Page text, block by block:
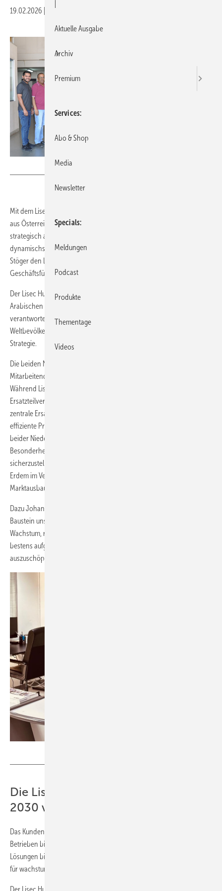
19.02.2026 Druckvorschau
Mit dem Lisec Hub MEI baut der Maschinen- und Software Spezialist
aus Österreich seine Präsenz im Mittleren Osten und in Indien
strategisch aus. Diese Region zählt zu den bevölkerungsreichsten und
dynamischsten Wirtschaftsräumen weltweit. Heute leitet Johann
Stöger den Lisec Hub MEI, dabei unterstützt ihn Ignatius Dias als
Geschäftsführer von Lisec Middle East. Hier die Details zum Hub.
Der Lisec Hub MEI betreut 23 Länder, darunter Indien, die Vereinigten
Arabischen Emirate, Saudi-Arabien, Ägypten und die Türkei. Damit
verantwortet der Lisec Hub MEI Märkte mit rund einem Viertel der
Weltbevölkerung und ist ein zentraler Bestandteil der globalen Lisec-
Strategie.
Die beiden Niederlassungen des Hubs – Lisec Türkei (LTR) mit vier
Mitarbeitenden und Lisec Middle East (LAE) mit zehn Mitarbeitenden.
Während Lisec Türkei operative Aufgaben wie Verzollung und
Ersatzteilverteilung übernimmt, koordiniert Lisec Middle East die
zentrale Ersatzteilabwicklung. Durch diese klare Struktur stellt Lisec
effiziente Prozesse und Kundennähe sicher. Die Geschäftsführung
beider Niederlassungen koordiniert sich eng, um regionale
Besonderheiten zu berücksichtigen und effiziente Prozesse
sicherzustellen. Die kürzliche personelle Verstärkung durch Aykut
Erdem im Vertrieb unterstreicht den Fokus auf Kundennähe und
Marktausbau.
Dazu Johann Stöger, HUB-Leiter MEI: „Der HUB MEI ist ein zentraler
Baustein unserer globalen Strategie. Mit einem klaren Fokus auf
Wachstum, regionaler Anpassung und enger Zusammenarbeit sind wir
bestens aufgestellt, um das Potenzial dieser Region voll
auszuschöpfen.“
Die Lisec Wachstumsstrategie bis
2030 vor Ort
Das Kundenportfolio des Lisec Hub MEI reicht von kleineren
Betrieben bis zu großen Industrieunternehmen. Neben High-End-
Lösungen bietet Lisec mit Litros auch eine skalierbare Einstiegslösung
für wachstumsstarke Märkte an.
Der Lisec Hub MEI verfolgt eine ambitionierte Wachstumsstrategie bis
Aktuelle Ausgabe
Archiv
Premium
Services
Abo & Shop
Media
Newsletter
Specials
Meldungen
Podcast
Produkte
Thementage
Videos